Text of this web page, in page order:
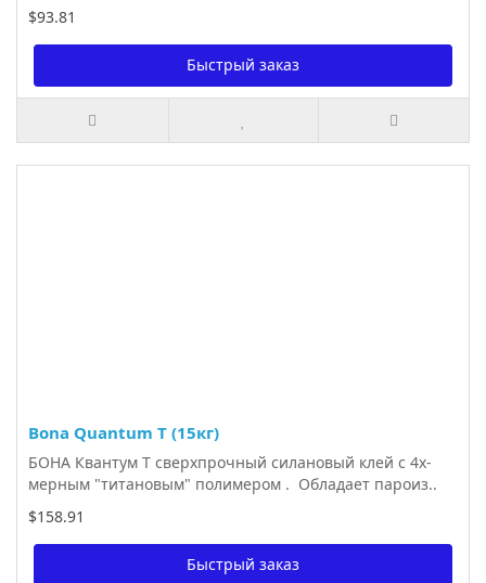
$93.81
Быстрый заказ
Bona Quantum T (15кг)
БОНА Квантум Т сверхпрочный силановый клей с 4х-
мерным "титановым" полимером . Обладает пароиз..
$158.91
Быстрый заказ